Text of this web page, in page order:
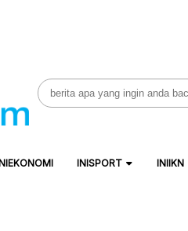
Search
for:
INISPORT INIIKN